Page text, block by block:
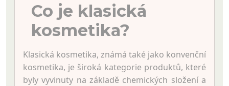
Co je klasická
kosmetika?
Klasická kosmetika, známá také jako konvenční
kosmetika, je široká kategorie produktů, které
byly vyvinuty na základě chemických složení a